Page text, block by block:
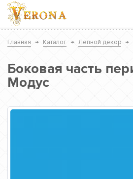
Главная → Каталог → Лепной декор →
Боковая часть
Модус